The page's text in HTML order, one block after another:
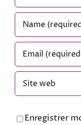
Enregistrer